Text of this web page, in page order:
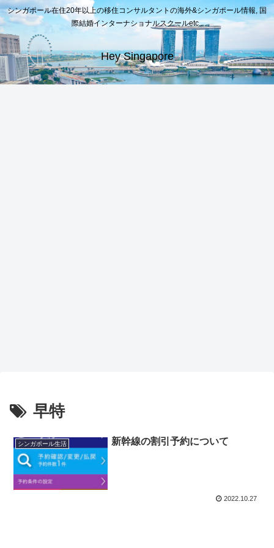
シンガポール在住20年以上の移住コンサルタントの海外&シンガポール情報, 国
際結婚インターナショナルスクールetc..
Hey Singapore
早特
シンガポール生活 新幹線の割引予約について
2022.10.27